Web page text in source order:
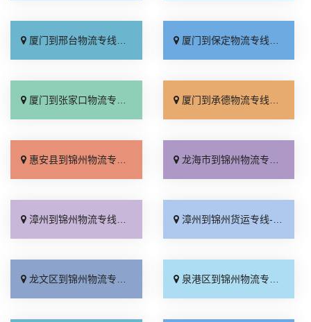
厦门到邢台物流专线_专业靠谱「上门提货」 厦门到保定物流专线_全程直达「高效运输」
厦门到张家口物流专线_全境派送「多久能到」 厦门到承德物流专线_专业调车「合理收费」
惠安县到锦州物流专线_诚信为先「计费标准」 龙海市到锦州物流专线_多少公里「门到门配送」
漳州到锦州物流专线_全境配送「随叫随到」 漳州到锦州货运专线-漳州到锦州物流公司_要多少钱「整车配货」
龙文区到锦州物流专线_合同承运「多少公里」 泉港区到锦州物流专线_运价行情「全境到达」